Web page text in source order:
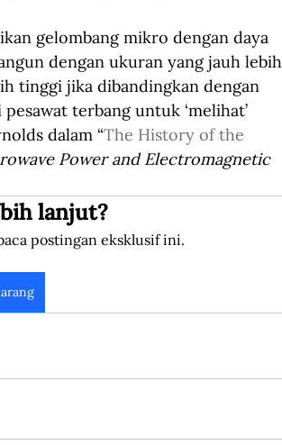
gelombang mikro dengan daya
dengan ukuran yang jauh lebih
tinggi jika dibandingkan dengan
terbang untuk ‘melihat’
dalam “The History of the
Power and Electromagnetic
lanjut?
postingan eksklusif ini.